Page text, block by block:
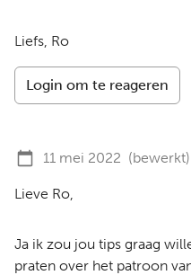
Liefs, Ro
Login om te reageren
11 mei 2022 (bewerkt)
Lieve Ro,
Ja ik zou jou tips graag
praten over het patroon